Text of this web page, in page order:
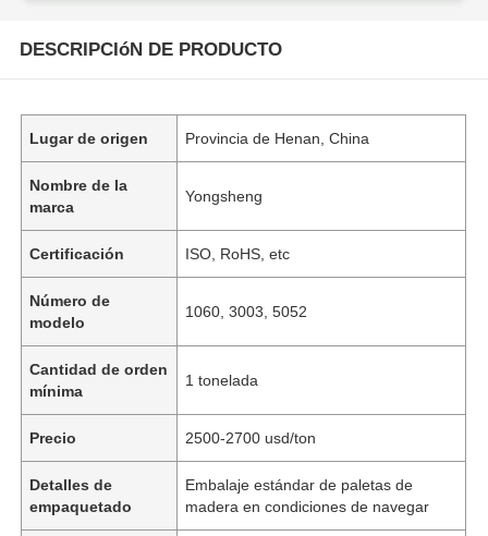
DESCRIPCIóN DE PRODUCTO
Lugar de origen Provincia de Henan, China
Nombre de la
marca
Yongsheng
Certificación ISO, RoHS, etc
Número de
modelo
1060, 3003, 5052
Cantidad de orden
mínima
1 tonelada
Precio 2500-2700 usd/ton
Detalles de
empaquetado
Embalaje estándar de paletas de
madera en condiciones de navegar